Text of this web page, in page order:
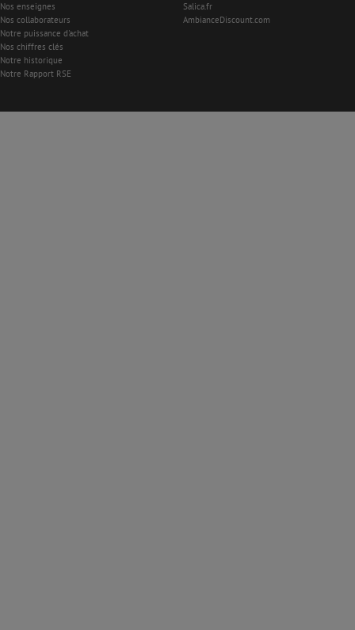
Nos enseignes
Nos collaborateurs
Notre puissance d'achat
Nos chiffres clés
Notre historique
Notre Rapport RSE
Salica.fr
AmbianceDiscount.com